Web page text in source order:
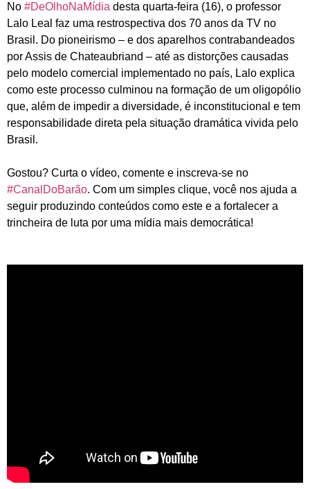
No #DeOlhoNaMídia desta quarta-feira (16), o professor
Lalo Leal faz uma restrospectiva dos 70 anos da TV no
Brasil. Do pioneirismo – e dos aparelhos contrabandeados
por Assis de Chateaubriand – até as distorções causadas
pelo modelo comercial implementado no país, Lalo explica
como este processo culminou na formação de um oligopólio
que, além de impedir a diversidade, é inconstitucional e tem
responsabilidade direta pela situação dramática vivida pelo
Brasil.
Gostou? Curta o vídeo, comente e inscreva-se no
#CanalDoBarão. Com um simples clique, você nos ajuda a
seguir produzindo conteúdos como este e a fortalecer a
trincheira de luta por uma mídia mais democrática!